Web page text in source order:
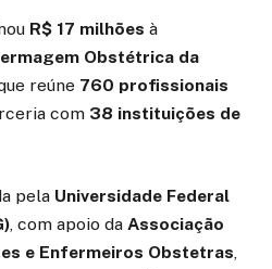
R$ 17 milhões à
Obstétrica da
reúne 760 profissionais
com 38 instituições de
pela Universidade Federal
, com apoio da Associação
e Enfermeiros Obstetras,